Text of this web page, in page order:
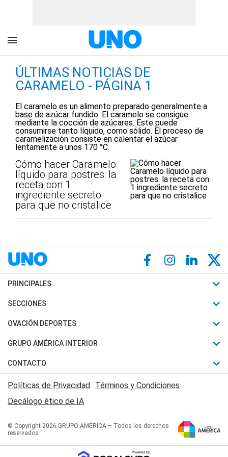
ÚLTIMAS NOTICIAS DE
CARAMELO - PÁGINA 1
El caramelo es un alimento preparado generalmente a
base de azúcar fundido. El caramelo se consigue
mediante la cocción de azúcares. Este puede
consumirse tanto líquido, como sólido.​ El proceso de
caramelización consiste en calentar el azúcar
lentamente a unos 170 °C.
Cómo hacer Caramelo
líquido para postres: la
receta con 1
ingrediente secreto
para que no cristalice
PRINCIPALES
Últimas Noticias
Política
Judiciales
Economia
SECCIONES
Horóscopo
Motores
Trucos caseros
Series y Películas
Edictos y Solicitadas
OVACIÓN DEPORTES
Fútbol
Mundial
Automovilismo
Rugby
Básquet
GRUPO AMÉRICA INTERIOR
Canal 7 en Vivo
San Juan 8
CONTACTO
Acerca de Nosotros
Contactanos
Políticas de Privacidad Términos y Condiciones
Decálogo ético de IA
© Copyright 2026 GRUPO AMERICA – Todos los derechos
reservados